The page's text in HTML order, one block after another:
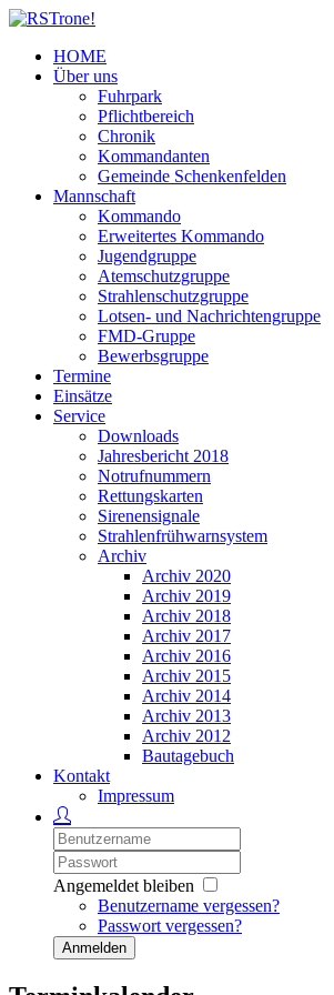
HOME
Über uns
Fuhrpark
Pflichtbereich
Chronik
Kommandanten
Gemeinde Schenkenfelden
Mannschaft
Kommando
Erweitertes Kommando
Jugendgruppe
Atemschutzgruppe
Strahlenschutzgruppe
Lotsen- und Nachrichtengruppe
FMD-Gruppe
Bewerbsgruppe
Termine
Einsätze
Service
Downloads
Jahresbericht 2018
Notrufnummern
Rettungskarten
Sirenensignale
Strahlenfrühwarnsystem
Archiv
Archiv 2020
Archiv 2019
Archiv 2018
Archiv 2017
Archiv 2016
Archiv 2015
Archiv 2014
Archiv 2013
Archiv 2012
Bautagebuch
Kontakt
Impressum
Angemeldet bleiben
Benutzername vergessen?
Passwort vergessen?
Anmelden